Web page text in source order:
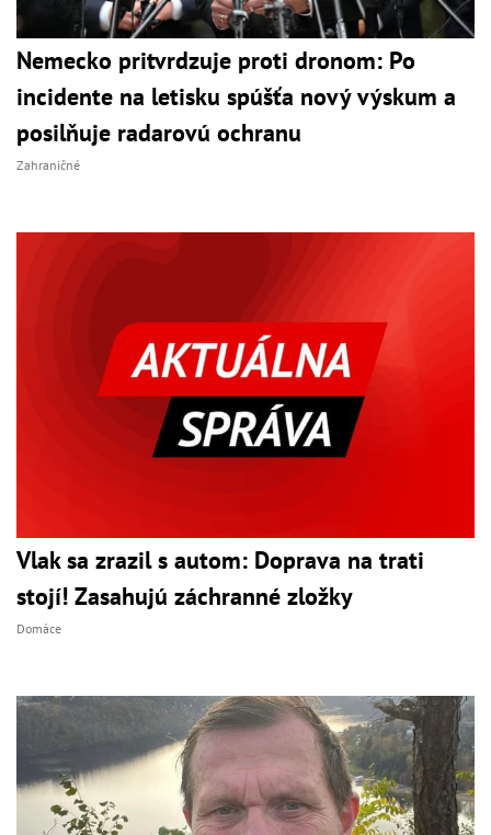
Nemecko pritvrdzuje proti dronom: Po
incidente na letisku spúšťa nový výskum a
posilňuje radarovú ochranu
Zahraničné
Vlak sa zrazil s autom: Doprava na trati
stojí! Zasahujú záchranné zložky
Domáce